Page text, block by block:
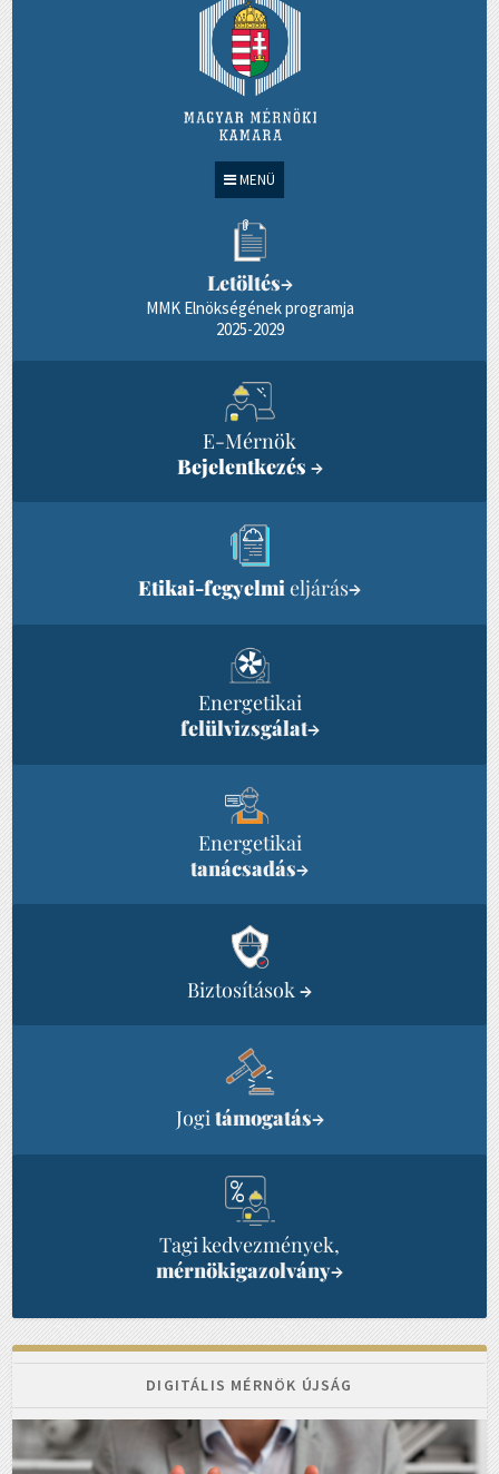
MENÜ
Letöltés→
MMK Elnökségének programja
2025-2029
E-Mérnök
Bejelentkezés →
Etikai-fegyelmieljárás→
Energetikai
felülvizsgálat→
Energetikai
tanácsadás→
Biztosítások→
Jogitámogatás→
Tagi kedvezmények,
mérnökigazolvány→
DIGITÁLIS MÉRNÖK ÚJSÁG